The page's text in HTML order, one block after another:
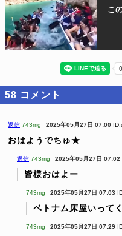
こ
58 コメント
返信 743mg 2025年05月27日 07:00
おはようでちゅ★
返信 743mg 2025年05月27日 07:02
皆様おはよー
743mg 2025年05月27日 07:03
ベトナム床屋いって
743mg 2025年05月27日 07:29